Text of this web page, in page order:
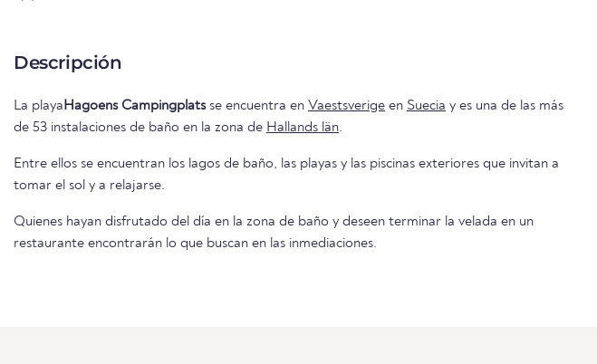
Descripción
La playa Hagoens Campingplatsse encuentra en Vaestsverige en Suecia y es una de las más
de 53 instalaciones de baño en la zona de Hallands län.
Entre ellos se encuentran los lagos de baño, las playas y las piscinas exteriores que invitan a
tomar el sol y a relajarse.
Quienes hayan disfrutado del día en la zona de baño y deseen terminar la velada en un
restaurante encontrarán lo que buscan en las inmediaciones.